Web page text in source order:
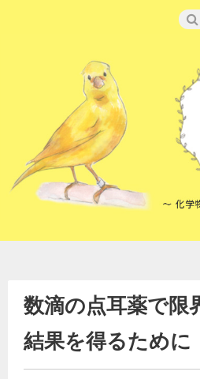
検
索:
数滴の点耳薬で限
結果を得るために